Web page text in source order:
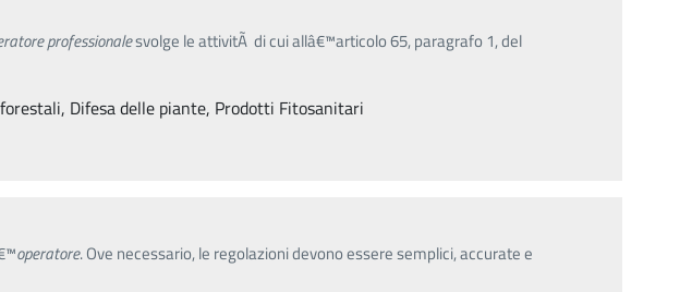
professionalesvolge le attivitÃ di cui allâ€™articolo 65, paragrafo 1, del
Difesa delle piante, Prodotti Fitosanitari
operatore. Ove necessario, le regolazioni devono essere semplici, accurate e